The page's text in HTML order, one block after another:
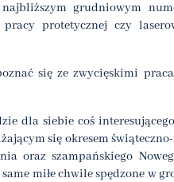
najbliższym grudniowym
pracy protetycznej czy
się ze zwycięskimi
dla siebie coś
się okresem
oraz szampańskiego
miłe chwile spędzone w